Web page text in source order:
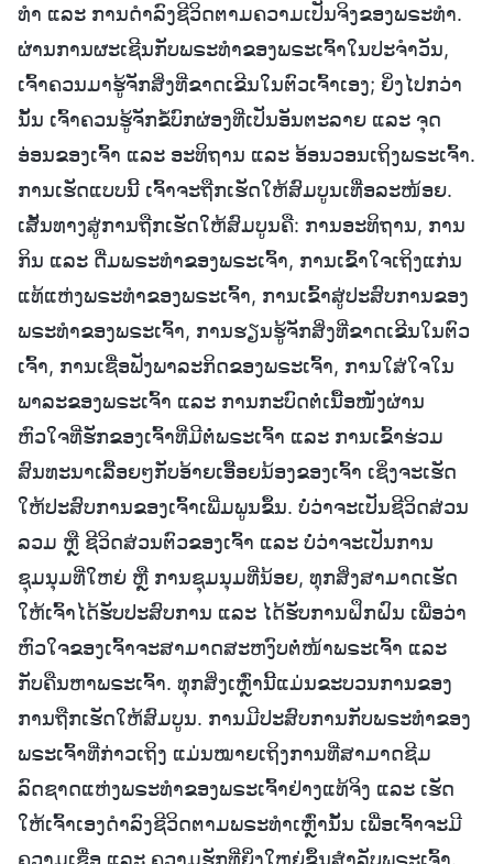
ທໍາ ແລະ ການດຳລົງຊີວິດຕາມຄວາມເປັນຈິງຂອງພຣະທຳ.
ຜ່ານການຜະເຊີນກັບພຣະທຳຂອງພຣະເຈົ້າໃນປະຈຳວັນ,
ເຈົ້າຄວນມາຮູ້ຈັກສິ່ງທີ່ຂາດເຂີນໃນຕົວເຈົ້າເອງ; ຍິ່ງໄປກວ່າ
ນັ້ນ ເຈົ້າຄວນຮູ້ຈັກຂໍ້ບົກຜ່ອງທີ່ເປັນອັນຕະລາຍ ແລະ ຈຸດ
ອ່ອນຂອງເຈົ້າ ແລະ ອະທິຖານ ແລະ ອ້ອນວອນເຖິງພຣະເຈົ້າ.
ການເຮັດແບບນີ້ ເຈົ້າຈະຖືກເຮັດໃຫ້ສົມບູນເທື່ອລະໜ້ອຍ.
ເສັ້ນທາງສູ່ການຖືກເຮັດໃຫ້ສົມບູນຄື: ການອະທິຖານ, ການ
ກິນ ແລະ ດື່ມພຣະທຳຂອງພຣະເຈົ້າ, ການເຂົ້າໃຈເຖິງແກ່ນ
ແທ້ແຫ່ງພຣະທຳຂອງພຣະເຈົ້າ, ການເຂົ້າສູ່ປະສົບການຂອງ
ພຣະທຳຂອງພຣະເຈົ້າ, ການຮຽນຮູ້ຈັກສິ່ງທີ່ຂາດເຂີນໃນຕົວ
ເຈົ້າ, ການເຊື່ອຟັງພາລະກິດຂອງພຣະເຈົ້າ, ການໃສ່ໃຈໃນ
ພາລະຂອງພຣະເຈົ້າ ແລະ ການກະບົດຕໍ່ເນື້ອໜັງຜ່ານ
ຫົວໃຈທີ່ຮັກຂອງເຈົ້າທີ່ມີຕໍ່ພຣະເຈົ້າ ແລະ ການເຂົ້າຮ່ວມ
ສົນທະນາເລື້ອຍໆກັບອ້າຍເອື້ອຍນ້ອງຂອງເຈົ້າ ເຊິ່ງຈະເຮັດ
ໃຫ້ປະສົບການຂອງເຈົ້າເພີ່ມພູນຂຶ້ນ. ບໍ່ວ່າຈະເປັນຊີວິດສ່ວນ
ລວມ ຫຼື ຊີວິດສ່ວນຕົວຂອງເຈົ້າ ແລະ ບໍ່ວ່າຈະເປັນການ
ຊຸມນຸມທີ່ໃຫຍ່ ຫຼື ການຊຸມນຸມທີ່ນ້ອຍ, ທຸກສິ່ງສາມາດເຮັດ
ໃຫ້ເຈົ້າໄດ້ຮັບປະສົບການ ແລະ ໄດ້ຮັບການຝຶກຝົນ ເພື່ອວ່າ
ຫົວໃຈຂອງເຈົ້າຈະສາມາດສະຫງົບຕໍ່ໜ້າພຣະເຈົ້າ ແລະ
ກັບຄືນຫາພຣະເຈົ້າ. ທຸກສິ່ງເຫຼົ່ານີ້ແມ່ນຂະບວນການຂອງ
ການຖືກເຮັດໃຫ້ສົມບູນ. ການມີປະສົບການກັບພຣະທຳຂອງ
ພຣະເຈົ້າທີ່ກ່າວເຖິງ ແມ່ນໝາຍເຖິງການທີ່ສາມາດຊີມ
ລົດຊາດແຫ່ງພຣະທຳຂອງພຣະເຈົ້າຢ່າງແທ້ຈິງ ແລະ ເຮັດ
ໃຫ້ເຈົ້າເອງດໍາລົງຊີວິດຕາມພຣະທຳເຫຼົ່ານັ້ນ ເພື່ອເຈົ້າຈະມີ
ຄວາມເຊື່ອ ແລະ ຄວາມຮັກທີ່ຍິ່ງໃຫຍ່ຂຶ້ນສໍາລັບພຣະເຈົ້າ.